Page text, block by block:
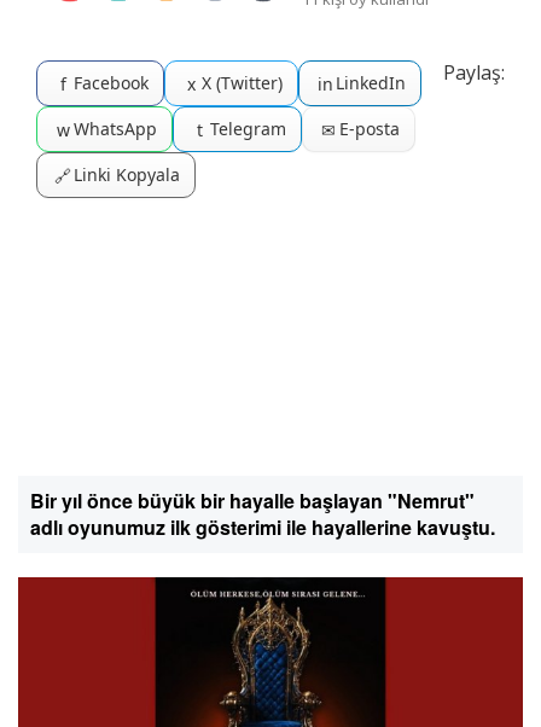
Paylaş:
f Facebook x X (Twitter) in LinkedIn
wWhatsApp t Telegram ✉ E-posta
🔗Linki Kopyala
Bir yıl önce büyük bir hayalle başlayan "Nemrut"
adlı oyunumuz ilk gösterimi ile hayallerine kavuştu.